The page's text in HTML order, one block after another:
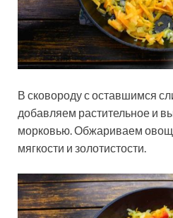
В сковороду с оставшимся
добавляем растительное и
морковью. Обжариваем
мягкости и золотистости.